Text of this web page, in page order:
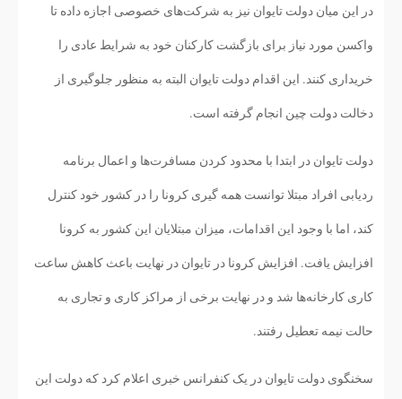
در این میان دولت تایوان نیز به شرکت‌های خصوصی اجازه داده تا
واکسن مورد نیاز برای بازگشت کارکنان خود به شرایط عادی را
خریداری کنند. این اقدام دولت تایوان البته به منظور جلوگیری از
دخالت دولت چین انجام گرفته است.
دولت تایوان در ابتدا با محدود کردن مسافرت‌ها و اعمال برنامه
ردیابی افراد مبتلا توانست همه گیری کرونا را در کشور خود کنترل
کند، اما با وجود این اقدامات، میزان مبتلایان این کشور به کرونا
افزایش یافت. افزایش کرونا در تایوان در نهایت باعث کاهش ساعت
کاری کارخانه‌ها شد و در نهایت برخی از مراکز کاری و تجاری به
حالت نیمه تعطیل رفتند.
سخنگوی دولت تایوان در یک کنفرانس خبری اعلام کرد که دولت این